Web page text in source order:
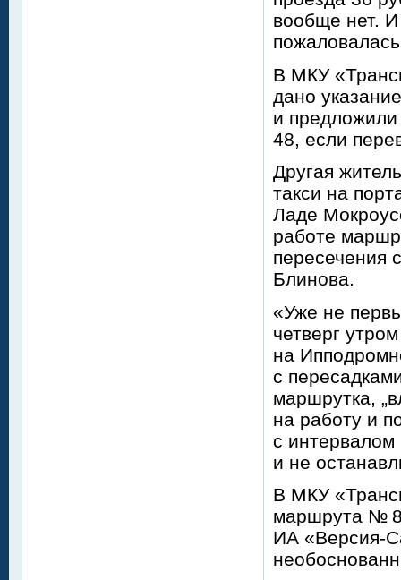
вообще нет.
В МКУ
дано
и
48, если
Другая
такси на
Ладе
работе
пересечения
Блинова.
«Уже не
четверг
на
с
маршрутка,
на работу и
с
и не
В МКУ
маршрута №
ИА «Версия-